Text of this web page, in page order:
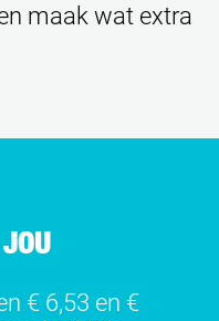
maak wat extra
€ 6,53 en €